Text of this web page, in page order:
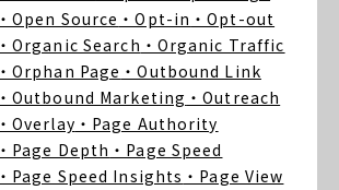
・Open Source ・Opt-in ・Opt-out
・Organic Search ・Organic Traffic
・Orphan Page ・Outbound Link
・Outbound Marketing ・Outreach
・Overlay ・Page Authority
・Page Depth ・Page Speed
・Page Speed Insights ・Page View